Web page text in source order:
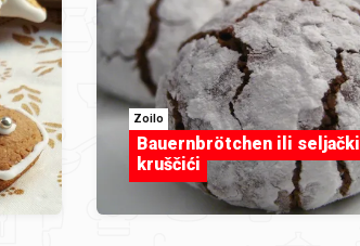
Zoilo
Bauernbrötchen ili seljački
kruščići